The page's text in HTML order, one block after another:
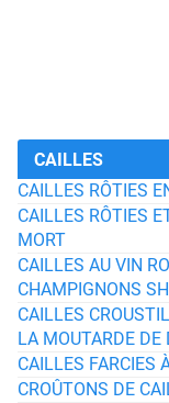
CAILLES
CAILLES RÔTIES
CAILLES RÔTIES
MORT
CAILLES AU VIN
CHAMPIGNONS
CAILLES
LA MOUTARDE DE
CAILLES FARCIES
CROÛTONS DE